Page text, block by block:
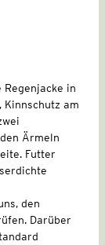
in
Kinnschutz am
Ärmeln
Futter
den
Darüber